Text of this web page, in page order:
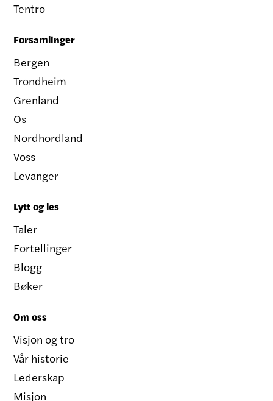
Tentro
Forsamlinger
Bergen
Trondheim
Grenland
Os
Nordhordland
Voss
Levanger
Lytt og les
Taler
Fortellinger
Blogg
Bøker
Om oss
Visjon og tro
Vår historie
Lederskap
Misjon